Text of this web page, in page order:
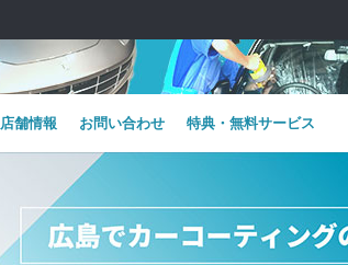
店舗情報 お問い合わせ 特典・無料サービス